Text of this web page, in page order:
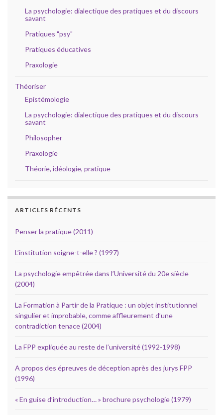
La psychologie: dialectique des pratiques et du discours
savant
Pratiques "psy"
Pratiques éducatives
Praxologie
Théoriser
Epistémologie
La psychologie: dialectique des pratiques et du discours
savant
Philosopher
Praxologie
Théorie, idéologie, pratique
ARTICLES RÉCENTS
Penser la pratique (2011)
L’institution soigne-t-elle ? (1997)
La psychologie empêtrée dans l’Université du 20e siècle
(2004)
La Formation à Partir de la Pratique : un objet institutionnel
singulier et improbable, comme affleurement d’une
contradiction tenace (2004)
La FPP expliquée au reste de l’université (1992-1998)
A propos des épreuves de déception après des jurys FPP
(1996)
« En guise d’introduction… » brochure psychologie (1979)